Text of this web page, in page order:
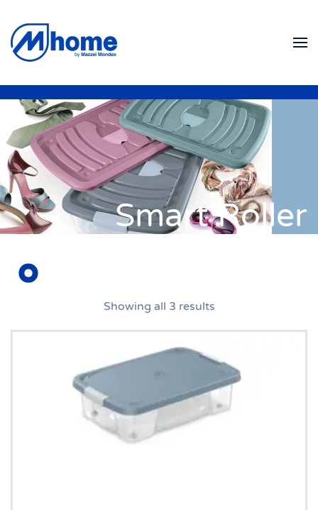
Skip to main content
Smart Roller
Showing all 3 results